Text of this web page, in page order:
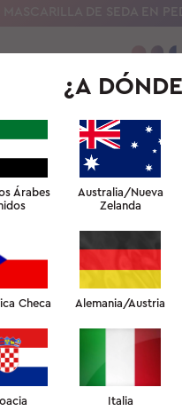
MASCARILLA DE SEDA EN
¿A
Árabes
Australia/Nueva
Zelanda
Checa Alemania/Austria
Italia